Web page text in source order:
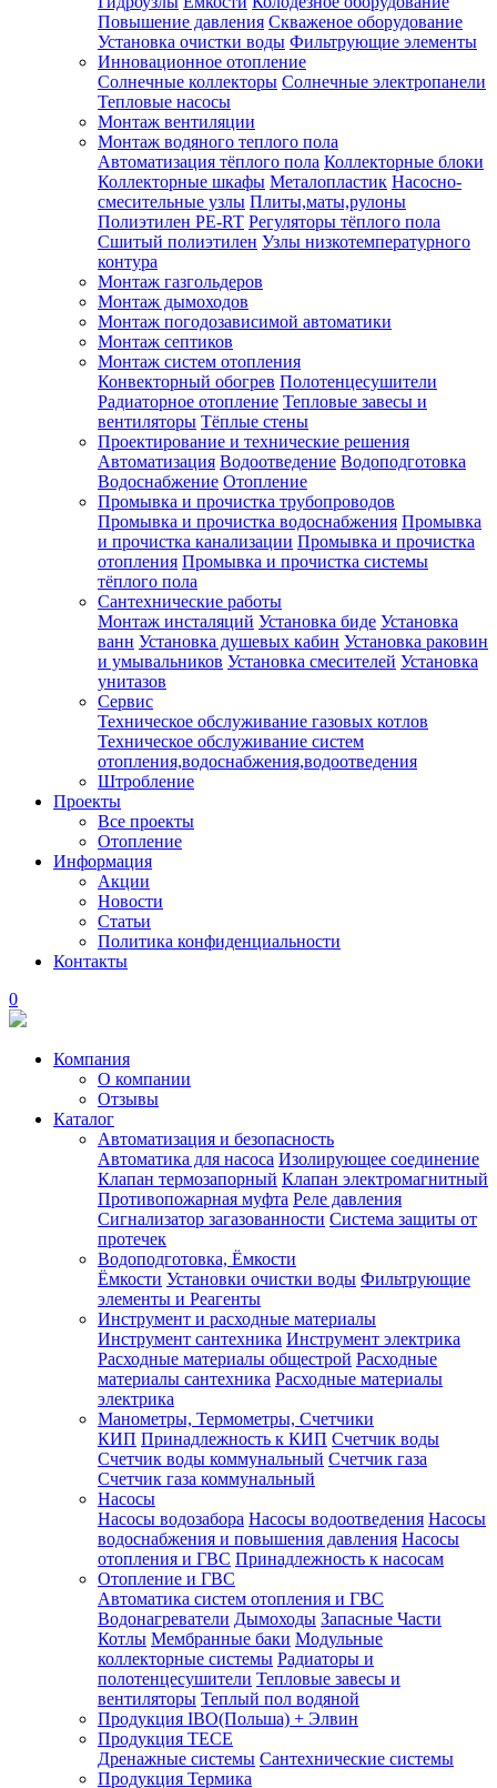
Повышение давления Скваженое оборудование
Установка очистки воды Фильтрующие элементы
Инновационное отопление
Солнечные коллекторы Солнечные электропанели
Тепловые насосы
Монтаж вентиляции
Монтаж водяного теплого пола
Автоматизация тёплого пола Коллекторные блоки
Коллекторные шкафы Металопластик Насосно-
смесительные узлы Плиты,маты,рулоны
Полиэтилен PE-RT Регуляторы тёплого пола
Сшитый полиэтилен Узлы низкотемпературного
контура
Монтаж газгольдеров
Монтаж дымоходов
Монтаж погодозависимой автоматики
Монтаж септиков
Монтаж систем отопления
Конвекторный обогрев Полотенцесушители
Радиаторное отопление Тепловые завесы и
вентиляторы Тёплые стены
Проектирование и технические решения
Автоматизация Водоотведение Водоподготовка
Водоснабжение Отопление
Промывка и прочистка трубопроводов
Промывка и прочистка водоснабжения Промывка
и прочистка канализации Промывка и прочистка
отопления Промывка и прочистка системы
тёплого пола
Сантехнические работы
Монтаж инсталяций Установка биде Установка
ванн Установка душевых кабин Установка раковин
и умывальников Установка смесителей Установка
унитазов
Сервис
Техническое обслуживание газовых котлов
Техническое обслуживание систем
отопления,водоснабжения,водоотведения
Штробление
Проекты
Все проекты
Отопление
Информация
Акции
Новости
Статьи
Политика конфиденциальности
Контакты
0
Компания
О компании
Отзывы
Каталог
Автоматизация и безопасность
Автоматика для насоса Изолирующее соединение
Клапан термозапорный Клапан электромагнитный
Противопожарная муфта Реле давления
Сигнализатор загазованности Система защиты от
протечек
Водоподготовка, Ёмкости
Ёмкости Установки очистки воды Фильтрующие
элементы и Реагенты
Инструмент и расходные материалы
Инструмент сантехника Инструмент электрика
Расходные материалы общестрой Расходные
материалы сантехника Расходные материалы
электрика
Манометры, Термометры, Счетчики
КИП Принадлежность к КИП Счетчик воды
Счетчик воды коммунальный Счетчик газа
Счетчик газа коммунальный
Насосы
Насосы водозабора Насосы водоотведения Насосы
водоснабжения и повышения давления Насосы
отопления и ГВС Принадлежность к насосам
Отопление и ГВС
Автоматика систем отопления и ГВС
Водонагреватели Дымоходы Запасные Части
Котлы Мембранные баки Модульные
коллекторные системы Радиаторы и
полотенцесушители Тепловые завесы и
вентиляторы Теплый пол водяной
Продукция IBO(Польша) + Элвин
Продукция TECE
Дренажные системы Сантехнические системы
Продукция Термика